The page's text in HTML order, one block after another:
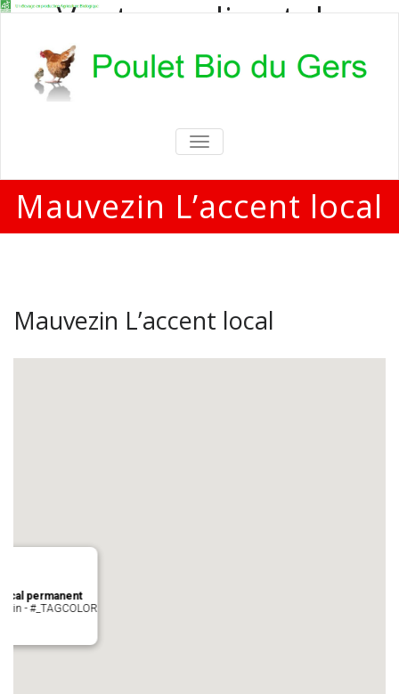
Vente en direct de
poulets bio
Vente en direct de poulets bio aux
particuliers et professionnels
TOGGLE
NAVIGATION
Mauvezin L’accent local
Mauvezin L’accent local
permanent
- #_TAGCOLOR